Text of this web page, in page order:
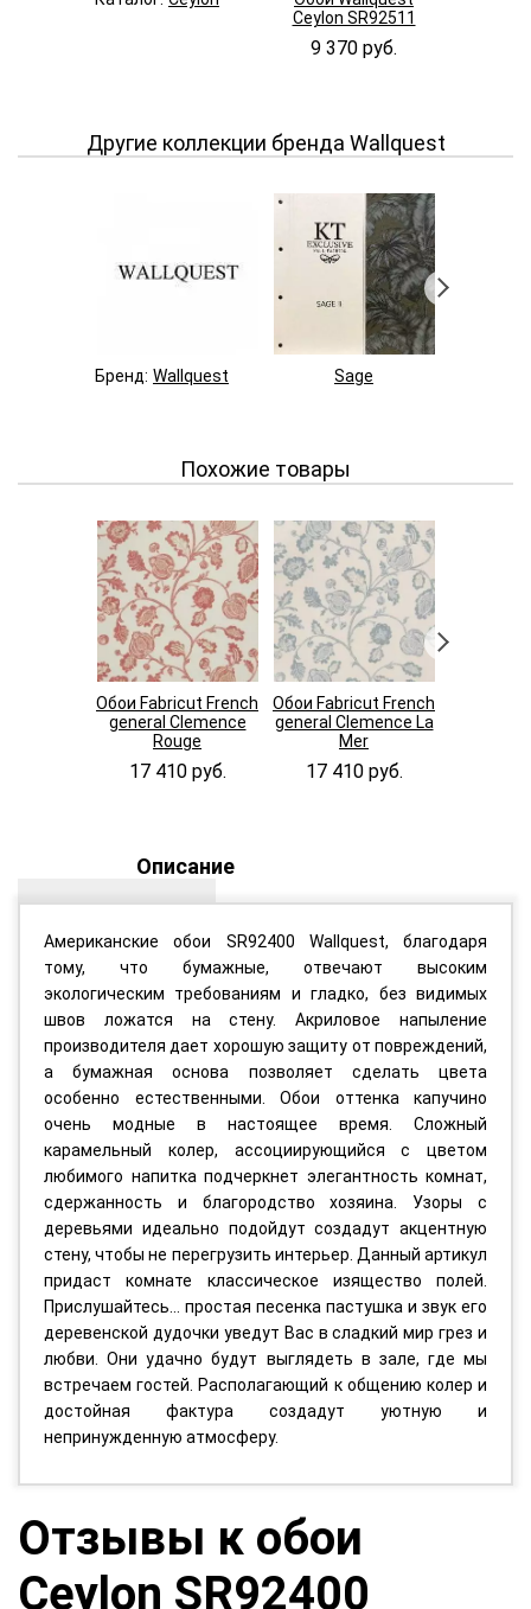
Ceylon SR92511
9 370 руб.
Другие коллекции бренда Wallquest
Бренд: Wallquest Sage
Похожие товары
Обои Fabricut French
general Clemence
Rouge
17 410 руб.
Обои Fabricut French
general Clemence La
Mer
17 410 руб.
Описание
Американские обои SR92400 Wallquest, благодаря
тому, что бумажные, отвечают высоким
экологическим требованиям и гладко, без видимых
швов ложатся на стену. Акриловое напыление
производителя дает хорошую защиту от повреждений,
а бумажная основа позволяет сделать цвета
особенно естественными. Обои оттенка капучино
очень модные в настоящее время. Сложный
карамельный колер, ассоциирующийся с цветом
любимого напитка подчеркнет элегантность комнат,
сдержанность и благородство хозяина. Узоры с
деревьями идеально подойдут создадут акцентную
стену, чтобы не перегрузить интерьер. Данный артикул
придаст комнате классическое изящество полей.
Прислушайтесь… простая песенка пастушка и звук его
деревенской дудочки уведут Вас в сладкий мир грез и
любви. Они удачно будут выглядеть в зале, где мы
встречаем гостей. Располагающий к общению колер и
достойная фактура создадут уютную и
непринужденную атмосферу.
Отзывы к обои
Ceylon SR92400